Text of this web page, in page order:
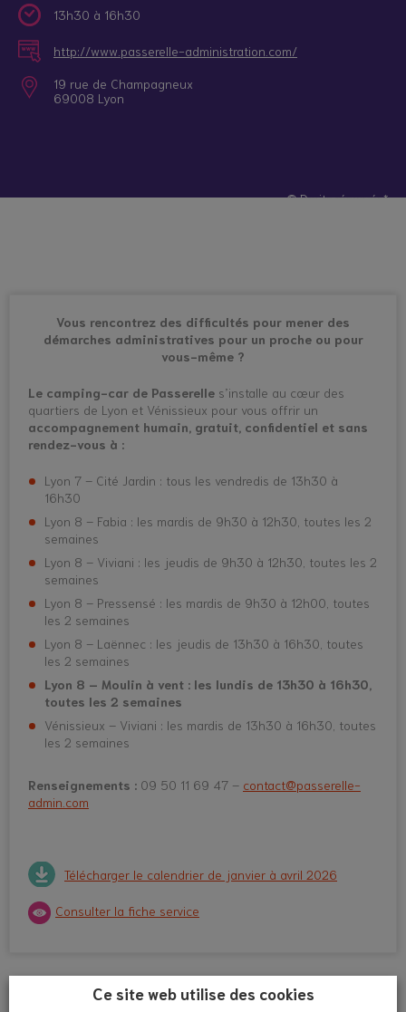
13h30 à 16h30
http://www.passerelle-administration.com/
19 rue de Champagneux
69008 Lyon
© Droits réservés*
Vous rencontrez des difficultés pour mener des
démarches administratives pour un proche ou pour
vous-même ?
Le camping-car de Passerelle s’installe au cœur des
quartiers de Lyon et Vénissieux pour vous offrir un
accompagnement humain, gratuit, confidentiel et sans
rendez-vous à :
Lyon 7 – Cité Jardin : tous les vendredis de 13h30 à
16h30
Lyon 8 – Fabia : les mardis de 9h30 à 12h30, toutes les 2
semaines
Lyon 8 – Viviani : les jeudis de 9h30 à 12h30, toutes les 2
semaines
Lyon 8 – Pressensé : les mardis de 9h30 à 12h00, toutes
les 2 semaines
Lyon 8 – Laënnec : les jeudis de 13h30 à 16h30, toutes
les 2 semaines
Lyon 8 – Moulin à vent : les lundis de 13h30 à 16h30,
toutes les 2 semaines
Vénissieux – Viviani : les mardis de 13h30 à 16h30, toutes
les 2 semaines
Renseignements : 09 50 11 69 47 – contact@passerelle-
admin.com
Télécharger le calendrier de janvier à avril 2026
Consulter la fiche service
Ce site web utilise des cookies